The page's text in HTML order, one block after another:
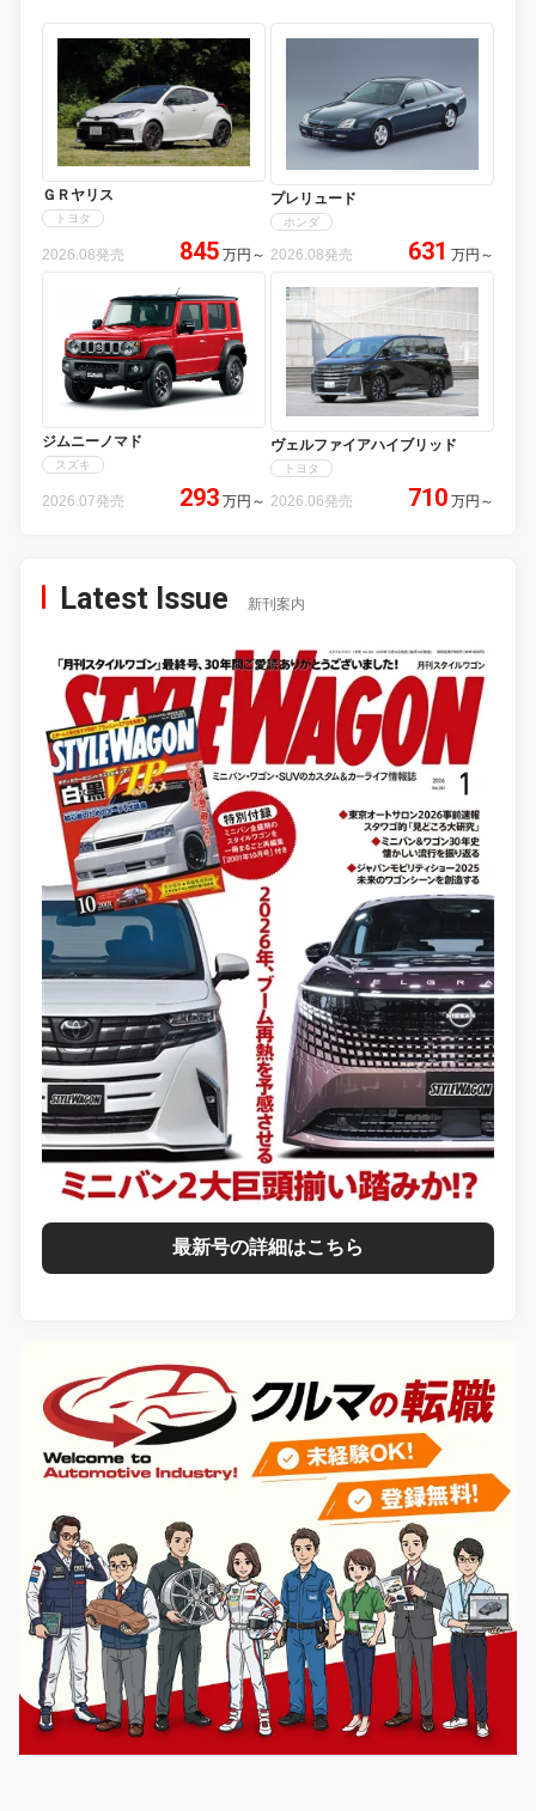
ＧＲヤリス
トヨタ
2026.08発売 845 万円 ～
プレリュード
ホンダ
2026.08発売 631 万円 ～
ジムニーノマド
スズキ
2026.07発売 293 万円 ～
ヴェルファイアハイブリッド
トヨタ
2026.06発売 710 万円 ～
Latest Issue 新刊案内
最新号の詳細はこちら